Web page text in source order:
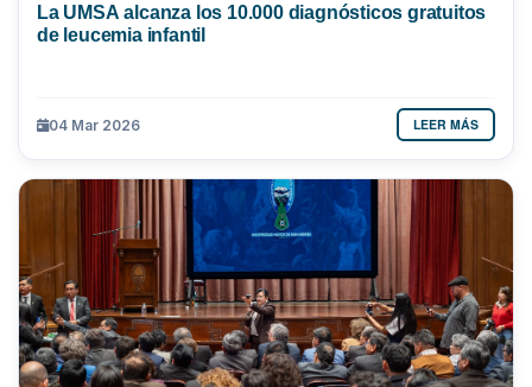
La UMSA alcanza los 10.000 diagnósticos gratuitos
de leucemia infantil
04 Mar 2026 LEER MÁS